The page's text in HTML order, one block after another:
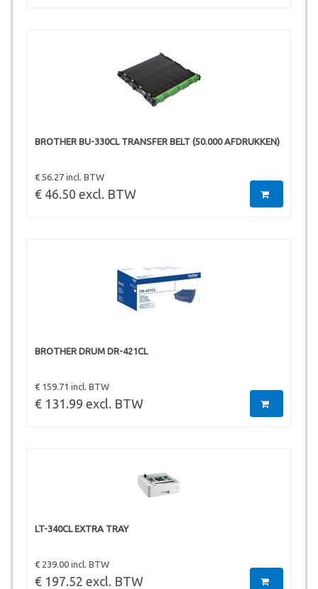
BROTHER BU-330CL TRANSFER BELT (50.000 AFDRUKKEN)
€ 56.27 incl. BTW
€ 46.50 excl. BTW
BROTHER DRUM DR-421CL
€ 159.71 incl. BTW
€ 131.99 excl. BTW
LT-340CL EXTRA TRAY
€ 239.00 incl. BTW
€ 197.52 excl. BTW